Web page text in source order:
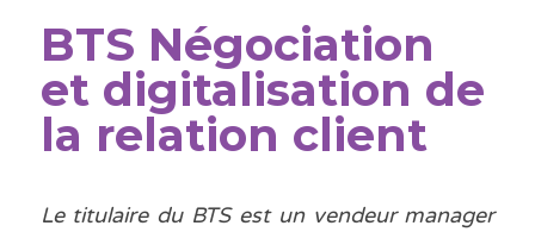
BTS Négociation
et digitalisation de
la relation client
Le titulaire du BTS est un vendeur manager